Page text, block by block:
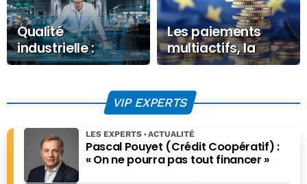
Qualité
industrielle :
sommes-nous
Les paiements
multiactifs, la
nouvelle ère de la
VIP EXPERTS
Pascal Pouyet (Crédit Coopératif) :
« On ne pourra pas tout financer »
LES EXPERTS ACTUALITÉ